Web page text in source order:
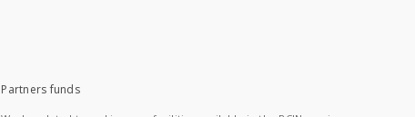
Partners funds